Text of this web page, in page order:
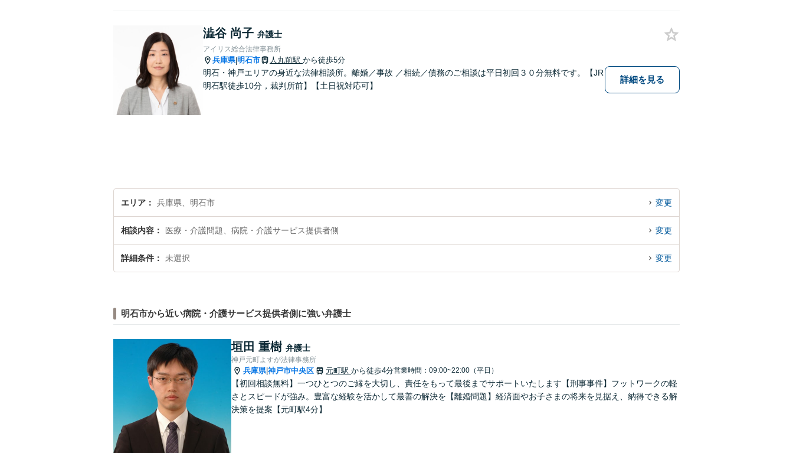
澁谷 尚子 弁護士
アイリス総合法律事務所
兵庫県|明石市 人丸前駅 から徒歩5分
明石・神戸エリアの身近な法律相談所。離婚／事故 ／相続／債務のご相談は平日初回３０分無料です。【JR
明石駅徒歩10分，裁判所前】【土日祝対応可】
詳細を見る
エリア 兵庫県、明石市 変更
相談内容 医療・介護問題、病院・介護サービス提供者側 変更
詳細条件 未選択 変更
明石市から近い病院・介護サービス提供者側に強い弁護士
垣田 重樹 弁護士
神戸元町よすが法律事務所
兵庫県|神戸市中央区 元町駅 から徒歩4分営業時間：09:00~22:00（平日）
【初回相談無料】一つひとつのご縁を大切し、責任をもって最後までサポートいたします【刑事事件】フットワークの軽
さとスピードが強み。豊富な経験を活かして最善の解決を【離婚問題】経済面やお子さまの将来を見据え、納得できる解
決策を提案【元町駅4分】